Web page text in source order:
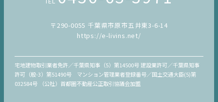
〒290-0055 千葉県市原市五井東3-6-14
https://e-livins.net/
宅地建物取引業者免許／千葉県知事（5）第14500号 建設業許可／千葉県知事
許可（般-3）第51490号 マンション管理業者登録番号／国土交通大臣(5)第
032584号 （公社）首都圏不動産公正取引協議会加盟